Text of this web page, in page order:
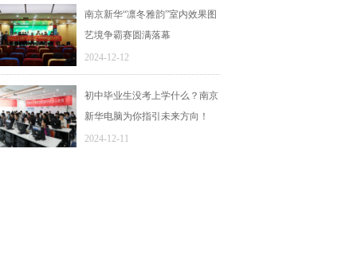
南京新华“凛冬雅韵”室内效果图
艺境争霸赛圆满落幕
2024-12-12
初中毕业生没考上学什么？南京
新华电脑为你指引未来方向！
2024-12-11